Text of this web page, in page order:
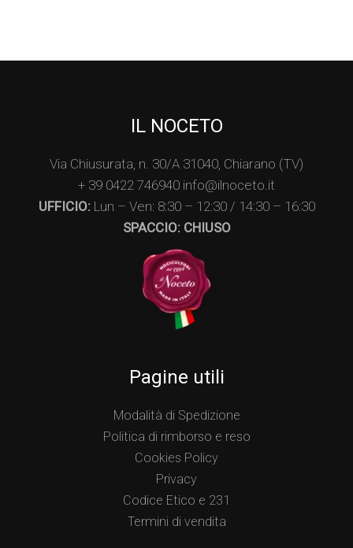
IL NOCETO
Via Chiusurata, n. 30/A 31040, Chiarano (TV)
+ 39 0422 746940 info@ilnoceto.it
UFFICIO: Lun – Ven: 8:30 – 12:30 / 14:30 – 16:30
SPACCIO: CHIUSO
Pagine utili
Modalità di Spedizione
Politica di rimborso e reso
Cookies Policy
Privacy
Codice Etico e 231
Termini di vendita